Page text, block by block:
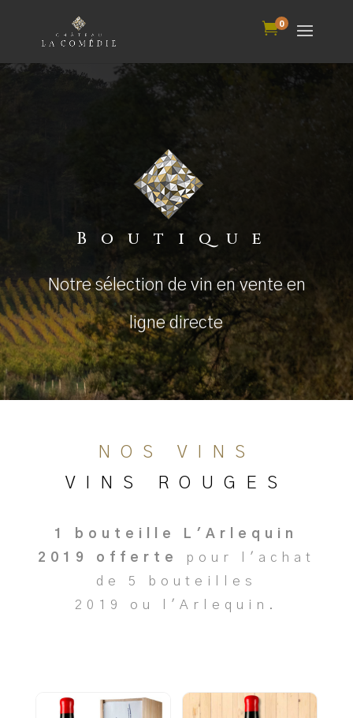
0
Boutique
Notre sélection de vin en vente en
ligne directe
NOS VINS
VINS ROUGES
1 bouteille L'Arlequin
2019 offerte
pour l'achat
de 5 bouteilles
2019 ou l'Arlequin.